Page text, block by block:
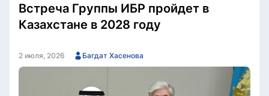
Спорт
Культура
Разное
Мнение
Видео
Мир
Этический кодекс
Служу стране
Встреча Группы ИБР пройдет в
Казахстане в 2028 году
2 июля, 2026 Багдат Хасенова